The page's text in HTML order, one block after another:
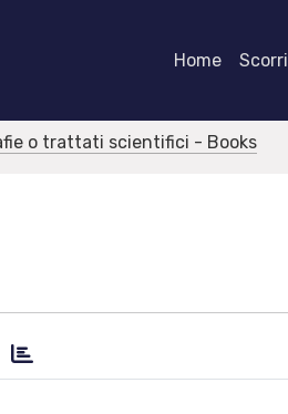
Home Scorri
o trattati scientifici - Books